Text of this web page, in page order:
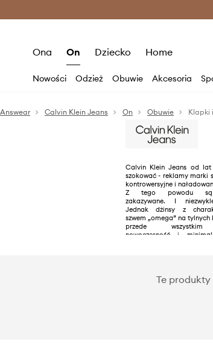
Ona On Dziecko Home
Nowości Odzież Obuwie Akcesoria
Answear Calvin Klein Jeans On Obuwie Klapki
Calvin Klein Jeans od lat
szokować - reklamy marki
kontrowersyjne i
Z tego powodu są
zakazywane. I
Jednak dżinsy z
szwem „omega” na tylnych
przede wszystkim
nowoczesność i
Te